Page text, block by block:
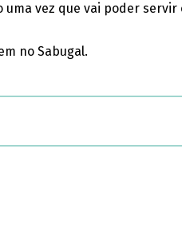
vez que vai poder servir
no Sabugal.